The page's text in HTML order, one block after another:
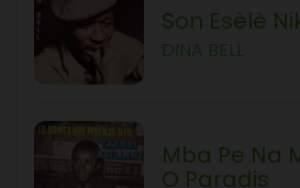
Son Esèlè
Mba Pe Na
O Paradis